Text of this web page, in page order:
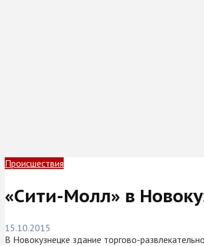
Происшествия
«Сити-Молл» в
15.10.2015
В Новокузнецке здание торгово-